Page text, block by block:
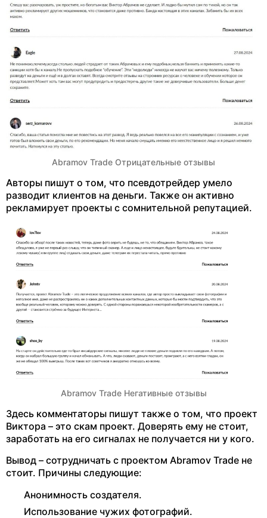
Abramov Trade Отрицательные отзывы
Авторы пишут о том, что псевдотрейдер умело
разводит клиентов на деньги. Также он активно
рекламирует проекты с сомнительной репутацией.
Abramov Trade Негативные отзывы
Здесь комментаторы пишут также о том, что проект
Виктора – это скам проект. Доверять ему не стоит,
заработать на его сигналах не получается ни у кого.
Вывод – сотрудничать с проектом Abramov Trade не
стоит. Причины следующие:
Анонимность создателя.
Использование чужих фотографий.